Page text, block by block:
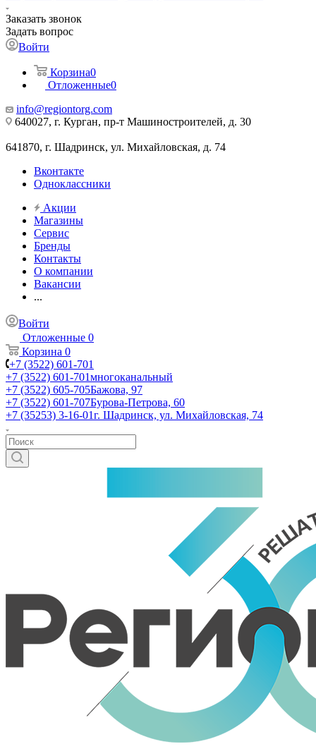
Заказать звонок
Задать вопрос
Войти
Корзина0
Отложенные0
info@regiontorg.com
640027, г. Курган, пр-т Машиностроителей, д. 30
641870, г. Шадринск, ул. Михайловская, д. 74
Вконтакте
Одноклассники
Акции
Магазины
Сервис
Бренды
Контакты
О компании
Вакансии
...
Войти
Отложенные 0
Корзина 0
+7 (3522) 601-701
+7 (3522) 601-701многоканальный
+7 (3522) 605-705Бажова, 97
+7 (3522) 601-707Бурова-Петрова, 60
+7 (35253) 3-16-01г. Шадринск, ул. Михайловская, 74